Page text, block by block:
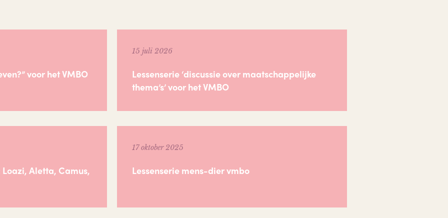
voor het VMBO
15 juli 2026
Lessenserie ‘discussie over maatschappelijke
thema’s’ voor het VMBO
Aletta, Camus,
17 oktober 2025
Lessenserie mens-dier vmbo